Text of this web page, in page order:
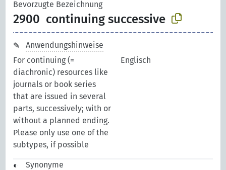
Bevorzugte Bezeichnung
2900 continuing successive
Anwendungshinweise
For continuing (=
diachronic) resources like
journals or book series
that are issued in several
parts, successively; with or
without a planned ending.
Please only use one of the
subtypes, if possible
Englisch
Synonyme